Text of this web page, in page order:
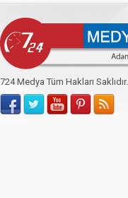
724 Medya Tüm Hakları Saklıdır.